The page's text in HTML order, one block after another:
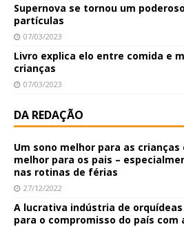
Supernova se tornou um
partículas
07/03/2023
Livro explica elo entre comida e
crianças
07/03/2023
DA REDAÇÃO
Um sono melhor para as
melhor para os pais –
nas rotinas de férias
27/12/2022
A lucrativa indústria de
para o compromisso do país com